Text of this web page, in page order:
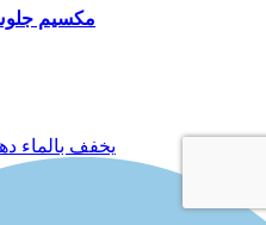
مكسيم
يخفف بالماء